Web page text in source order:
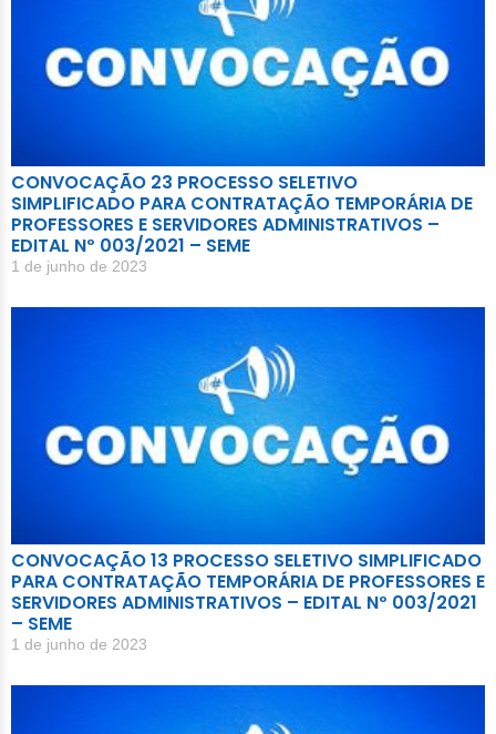
CONVOCAÇÃO 23 PROCESSO SELETIVO
SIMPLIFICADO PARA CONTRATAÇÃO TEMPORÁRIA DE
PROFESSORES E SERVIDORES ADMINISTRATIVOS –
EDITAL Nº 003/2021 – SEME
1 de junho de 2023
CONVOCAÇÃO 13 PROCESSO SELETIVO SIMPLIFICADO
PARA CONTRATAÇÃO TEMPORÁRIA DE PROFESSORES E
SERVIDORES ADMINISTRATIVOS – EDITAL Nº 003/2021
– SEME
1 de junho de 2023